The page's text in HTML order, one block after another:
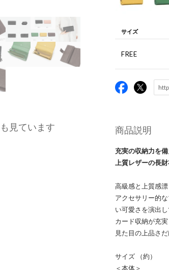
見ています
サイズ
FREE
商品説明
充実の収納力を
上質レザーの長
高級感と上質感
アクセサリー的
い可愛さを演出し
カード収納が充
見た目の上品さ
サイズ （約）
＜本体＞